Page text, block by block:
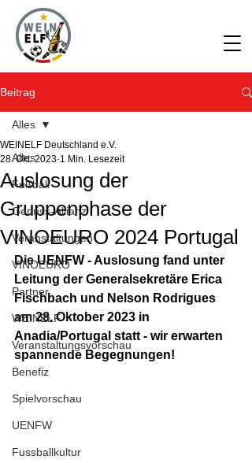
Beitrag
Alles
Fußball
Genuss-Allianz
Veranstaltungen
VINOEURO
Partner
WEINELF
Veranstaltungsvorschau
Benefiz
Spielvorschau
UENFW
Fussballkultur
Alles
Auslosung der
Gruppenphase der
VINOEURO 2024 Portugal
WEINELF Deutschland e.V.
28. Okt. 2023 1 Min. Lesezeit
Die UENFW - Auslosung fand unter
Leitung der Generalsekretäre Erica
Fischbach und Nelson Rodrigues
am 28. Oktober 2023 in
Anadia/Portugal statt - wir erwarten
spannende Begegnungen!